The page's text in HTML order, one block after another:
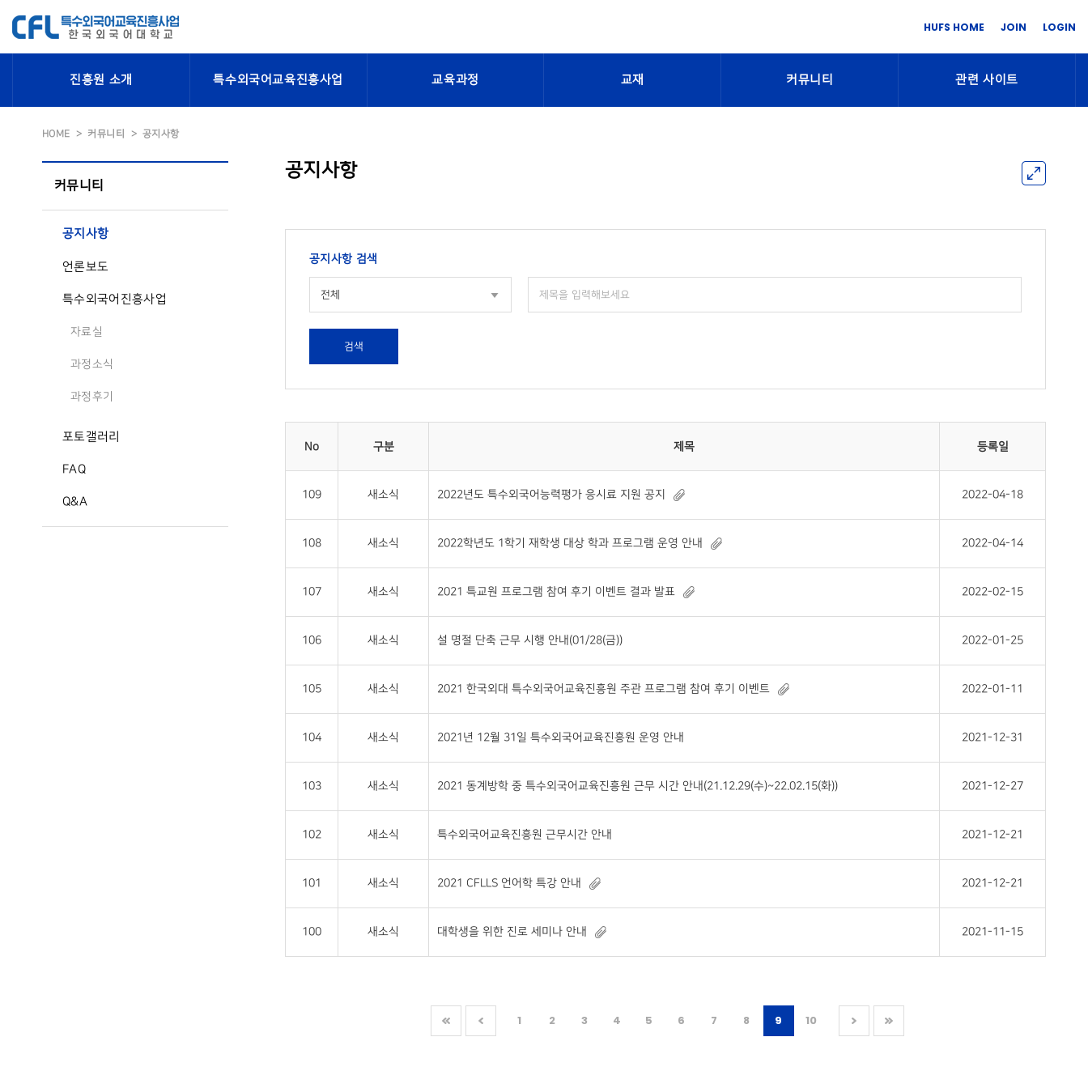
HUFS HOME JOIN LOGIN
진흥원 소개 특수외국어교육진흥사업 교육과정 교재 커뮤니티 관련 사이트
HOME 커뮤니티 공지사항
커뮤니티
공지사항
언론보도
특수외국어진흥사업
자료실
과정소식
과정후기
포토갤러리
FAQ
Q&A
공지사항
공지사항 검색
전체
검색
No 구분 제목 등록일
109 새소식 2022년도 특수외국어능력평가 응시료 지원 공지 2022-04-18
108 새소식 2022학년도 1학기 재학생 대상 학과 프로그램 운영 안내 2022-04-14
107 새소식 2021 특교원 프로그램 참여 후기 이벤트 결과 발표 2022-02-15
106 새소식 설 명절 단축 근무 시행 안내(01/28(금)) 2022-01-25
105 새소식 2021 한국외대 특수외국어교육진흥원 주관 프로그램 참여 후기 이벤트 2022-01-11
104 새소식 2021년 12월 31일 특수외국어교육진흥원 운영 안내 2021-12-31
103 새소식 2021 동계방학 중 특수외국어교육진흥원 근무 시간 안내(21.12.29(수)~22.02.15(화)) 2021-12-27
102 새소식 특수외국어교육진흥원 근무시간 안내 2021-12-21
101 새소식 2021 CFLLS 언어학 특강 안내 2021-12-21
100 새소식 대학생을 위한 진로 세미나 안내 2021-11-15
1 2 3 4 5 6 7 8 9 10